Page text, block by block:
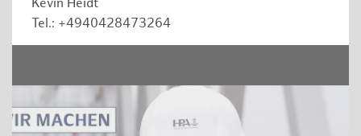
Kevin Heidt
Tel.: +4940428473264